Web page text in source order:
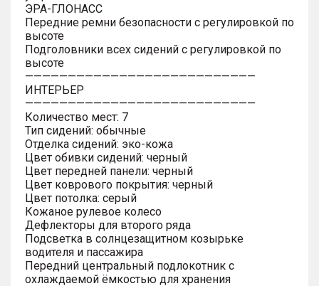
ЭРА-ГЛОНАСС
Передние ремни безопасности с регулировкой по
высоте
Подголовники всех сидений с регулировкой по
высоте
———————————————————————————
ИНТЕРЬЕР
———————————————————————————
Количество мест: 7
Тип сидений: обычные
Отделка сидений: эко-кожа
Цвет обивки сидений: черный
Цвет передней панели: черный
Цвет коврового покрытия: черный
Цвет потолка: серый
Кожаное рулевое колесо
Дефлекторы для второго ряда
Подсветка в солнцезащитном козырьке
водителя и пассажира
Передний центральный подлокотник с
охлаждаемой ёмкостью для хранения